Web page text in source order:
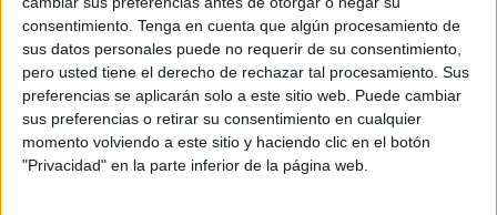
consentimiento. Tenga en cuenta que algún procesamiento de
sus datos personales puede no requerir de su consentimiento,
pero usted tiene el derecho de rechazar tal procesamiento. Sus
preferencias se aplicarán solo a este sitio web. Puede cambiar
sus preferencias o retirar su consentimiento en cualquier
momento volviendo a este sitio y haciendo clic en el botón
"Privacidad" en la parte inferior de la página web.
SEGUIR LEYENDO
Buscar